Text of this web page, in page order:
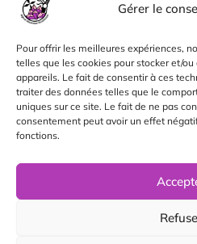
Gérer le
Pour offrir les meilleures expériences,
telles que les cookies pour stocker et/
appareils. Le fait de consentir à ces
traiter des données telles que le
uniques sur ce site. Le fait de ne pas
consentement peut avoir un effet
fonctions.
Newsletter
Abonnez-vous pour être
spéciales